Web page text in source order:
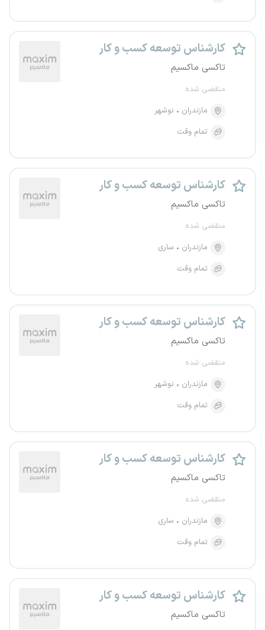
کارشناس توسعه کسب و کار
تاکسی ماکسیم
منقضی شده
مازندران
نوشهر
تمام وقت
کارشناس توسعه کسب و کار
تاکسی ماکسیم
منقضی شده
مازندران
ساری
تمام وقت
کارشناس توسعه کسب و کار
تاکسی ماکسیم
منقضی شده
مازندران
نوشهر
تمام وقت
کارشناس توسعه کسب و کار
تاکسی ماکسیم
منقضی شده
مازندران
ساری
تمام وقت
کارشناس توسعه کسب و کار
تاکسی ماکسیم